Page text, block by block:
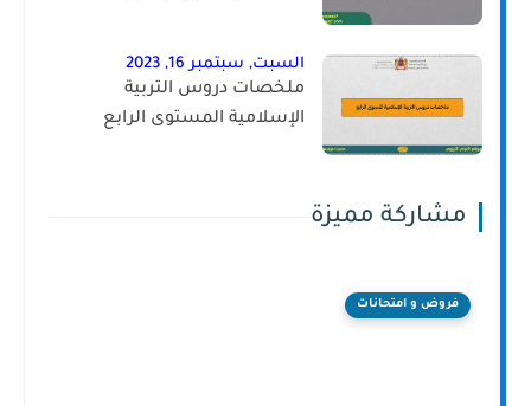
السبت, سبتمبر 16, 2023
ملخصات دروس التربية
الإسلامية المستوى الرابع
مشاركة مميزة
فروض و امتحانات